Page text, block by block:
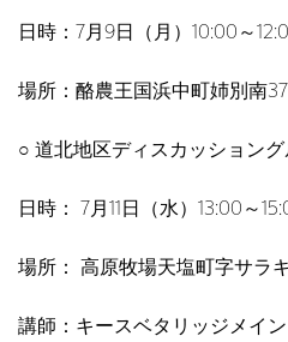
日時：7月9日（月）10:00～
場所：酪農王国浜中町姉別南
○ 道北地区ディスカッショング
日時： 7月11日（水）13:00～
場所： 高原牧場天塩町字サラ
講師：キースベタリッジメイ